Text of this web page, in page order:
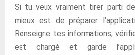
Si tu veux vraiment tirer parti
mieux est de préparer
Renseigne tes informations,
est chargé et garde